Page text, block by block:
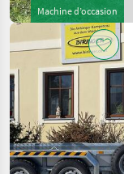
Machine d’occasion